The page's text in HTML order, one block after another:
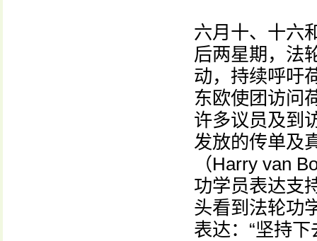
六月十、十六
后两星期，法
动，持续呼吁
东欧使团访问
许多议员及到
发放的传单及
（Harry van
功学员表达支
头看到法轮功
表达：“坚持